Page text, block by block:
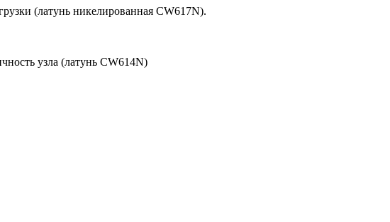
(латунь никелированная CW617N).
узла (латунь CW614N)